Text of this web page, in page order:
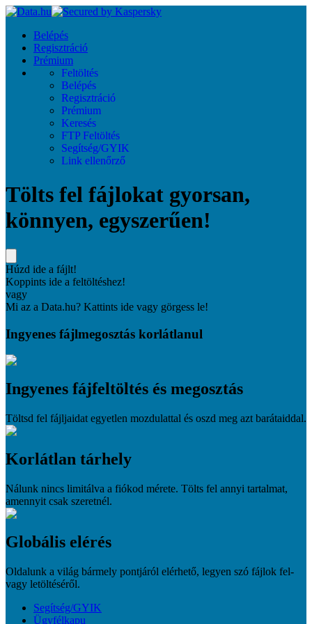
Belépés
Regisztráció
Prémium
Feltöltés
Belépés
Regisztráció
Prémium
Keresés
FTP Feltöltés
Segítség/GYIK
Link ellenőrző
Tölts fel fájlokat gyorsan,
könnyen, egyszerűen!
Húzd ide a fájlt!
Koppints ide a feltöltéshez!
vagy
Mi az a Data.hu? Kattints ide vagy görgess le!
Ingyenes fájlmegosztás korlátlanul
Ingyenes fájfeltöltés és megosztás
Töltsd fel fájljaidat egyetlen mozdulattal és oszd meg azt barátaiddal.
Korlátlan tárhely
Nálunk nincs limitálva a fiókod mérete. Tölts fel annyi tartalmat,
amennyit csak szeretnél.
Globális elérés
Oldalunk a világ bármely pontjáról elérhető, legyen szó fájlok fel-
vagy letöltéséről.
Segítség/GYIK
Ügyfélkapu